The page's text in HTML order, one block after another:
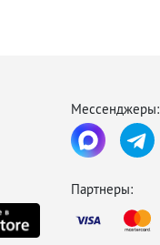
Мессенджеры:
Партнеры: